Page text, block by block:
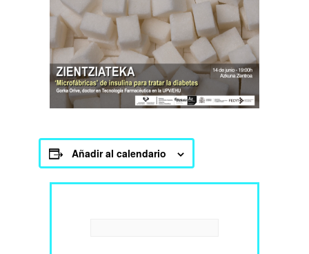
Añadir al calendario